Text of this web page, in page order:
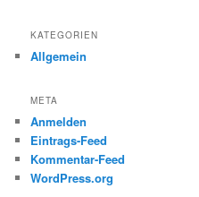
KATEGORIEN
Allgemein
META
Anmelden
Eintrags-Feed
Kommentar-Feed
WordPress.org